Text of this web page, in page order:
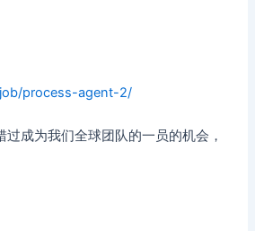
process-agent-2/
成为我们全球团队的一员的机会，